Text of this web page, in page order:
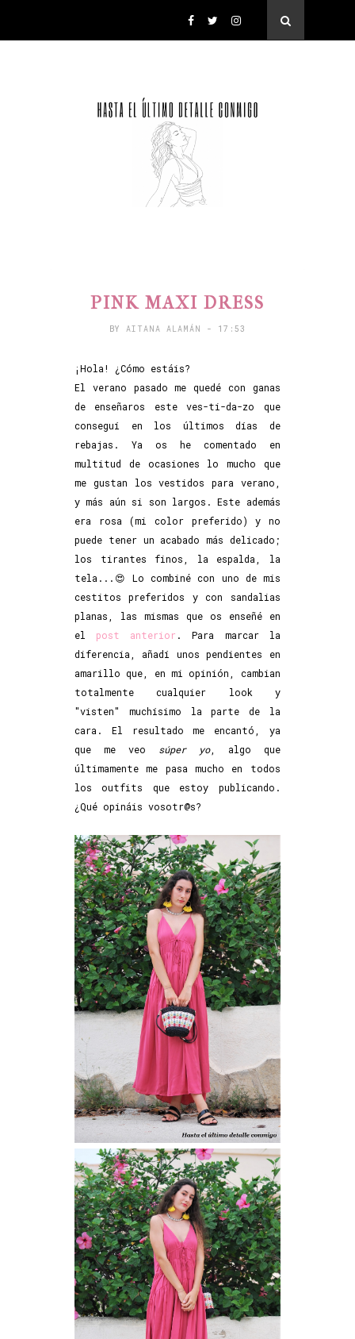
PINK MAXI DRESS
BY AITANA ALAMÁN - 17:53
¡Hola! ¿Cómo estáis?
El verano pasado me quedé con ganas
de enseñaros este ves-ti-da-zo que
conseguí en los últimos días de
rebajas. Ya os he comentado en
multitud de ocasiones lo mucho que
me gustan los vestidos para verano,
y más aún si son largos. Este además
era rosa (mi color preferido) y no
puede tener un acabado más delicado;
los tirantes finos, la espalda, la
tela...😍 Lo combiné con uno de mis
cestitos preferidos y con sandalias
planas, las mismas que os enseñé en
el post anterior . Para marcar la
diferencia, añadí unos pendientes en
amarillo que, en mi opinión, cambian
totalmente cualquier look y
"visten" muchísimo la parte de la
cara. El resultado me encantó, ya
que me veo súper yo, algo que
últimamente me pasa mucho en todos
los outfits que estoy publicando.
¿Qué opináis vosotr@s?